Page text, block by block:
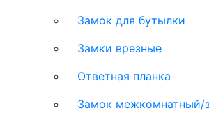
Замок для бутылки
Замки врезные
Ответная планка
Замок межкомнатный/